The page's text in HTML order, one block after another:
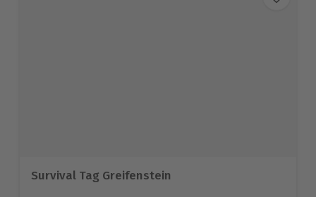
Survival Tag Greifenstein